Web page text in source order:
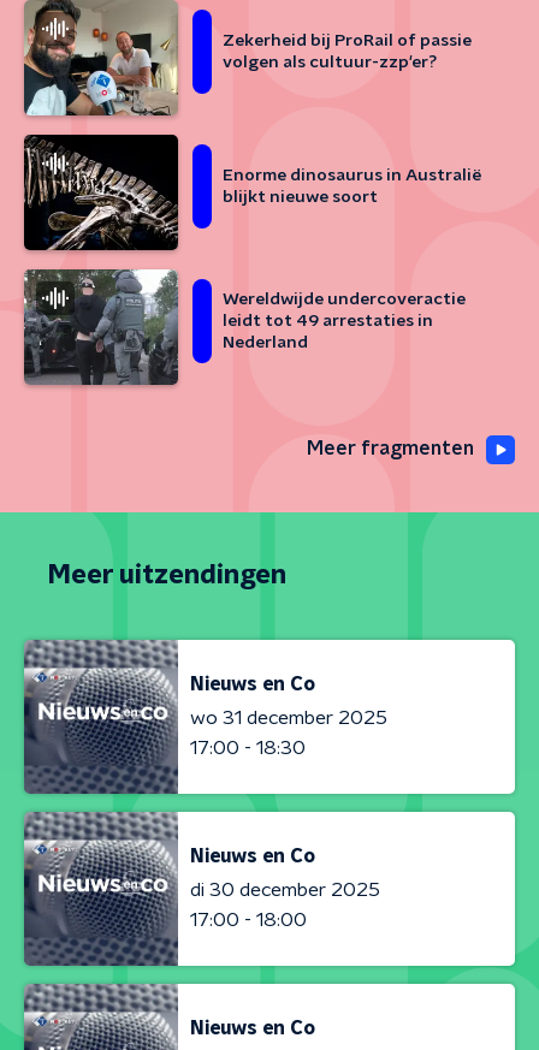
Zekerheid bij ProRail of passie
volgen als cultuur-zzp'er?
Enorme dinosaurus in Australië
blijkt nieuwe soort
Wereldwijde undercoveractie
leidt tot 49 arrestaties in
Nederland
Meer fragmenten
Meer uitzendingen
Nieuws en Co
wo 31 december 2025
17:00 - 18:30
Nieuws en Co
di 30 december 2025
17:00 - 18:00
Nieuws en Co